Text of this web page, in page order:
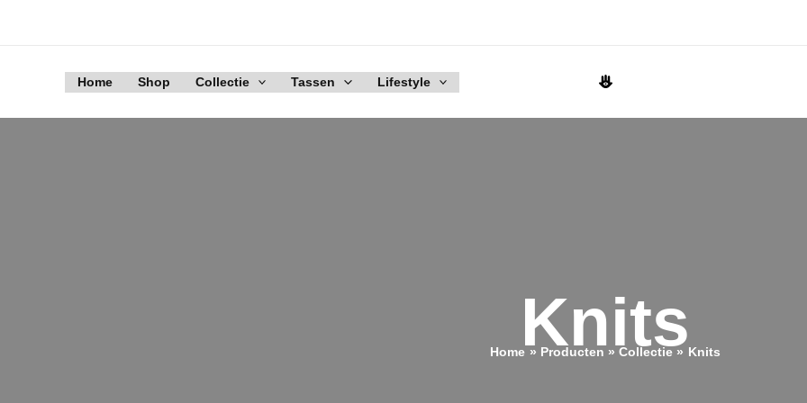
Home Shop Collectie Tassen Lifestyle
Knits
Home Producten Collectie Knits